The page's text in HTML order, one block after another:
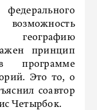
географию
принцип
программе
Это то, о
соавтор
Четырбок.